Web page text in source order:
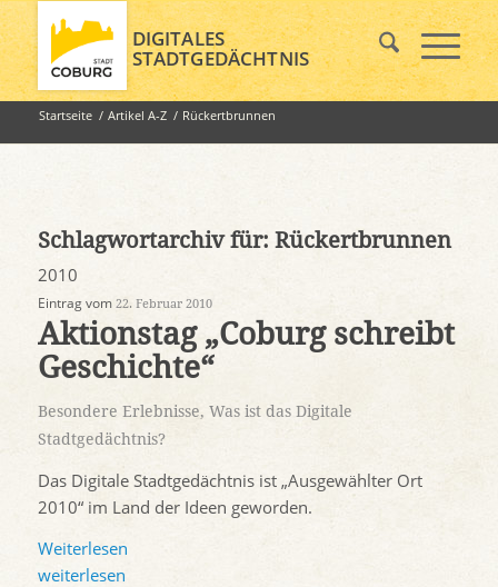
DIGITALES
STADTGEDÄCHTNIS
Startseite / Artikel A-Z / Rückertbrunnen
Schlagwortarchiv für: Rückertbrunnen
2010
Eintrag vom 22. Februar 2010
Aktionstag „Coburg schreibt
Geschichte“
Besondere Erlebnisse, Was ist das Digitale
Stadtgedächtnis?
Das Digitale Stadtgedächtnis ist „Ausgewählter Ort
2010“ im Land der Ideen geworden.
Weiterlesen
weiterlesen